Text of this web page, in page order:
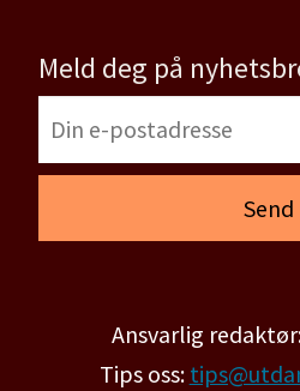
Meld deg på
Ansvarlig
Tips oss: